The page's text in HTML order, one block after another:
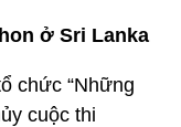
ở Sri Lanka
chức “Những
cuộc thi